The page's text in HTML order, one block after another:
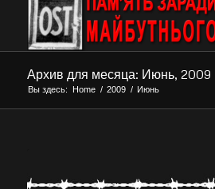
Архив для месяца: Июнь, 2009
Вы здесь: Home / 2009 / Июнь